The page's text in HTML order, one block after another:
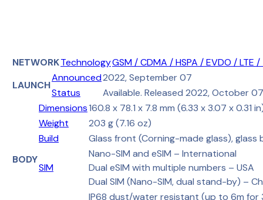
NETWORKTechnologyGSM / CDMA / HSPA / EVDO / LTE
LAUNCH
Announced2022, September 07
Status
Available. Released 2022, October 07
BODY
Dimensions160.8 x 78.1 x 7.8 mm (6.33 x 3.07 x 0.31
Weight
203 g (7.16 oz)
Build
Glass front (Corning-made glass), glass
SIM
Nano-SIM and eSIM – International
Dual eSIM with multiple numbers – USA
Dual SIM (Nano-SIM, dual stand-by) –
IP68 dust/water resistant (up to 6m for